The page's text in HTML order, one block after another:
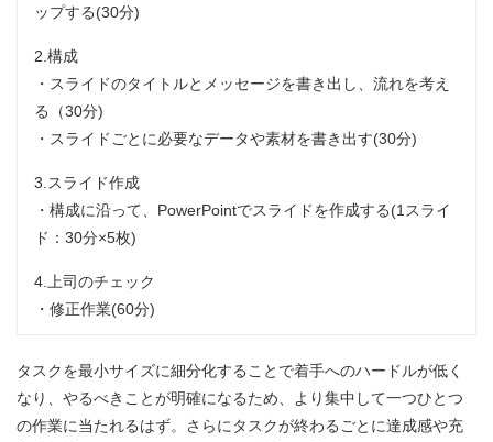
ップする(30分)
2.構成
・スライドのタイトルとメッセージを書き出し、流れを考え
る（30分)
・スライドごとに必要なデータや素材を書き出す(30分)
3.スライド作成
・構成に沿って、PowerPointでスライドを作成する(1スライ
ド：30分×5枚)
4.上司のチェック
・修正作業(60分)
タスクを最小サイズに細分化することで着手へのハードルが低く
なり、やるべきことが明確になるため、より集中して一つひとつ
の作業に当たれるはず。さらにタスクが終わるごとに達成感や充